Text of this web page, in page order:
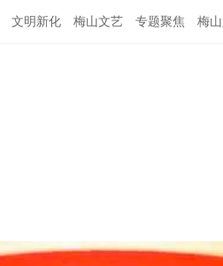
文明新化 梅山文艺 专题聚焦 梅